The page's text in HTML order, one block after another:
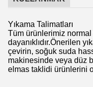
Yıkama Talimatları
Tüm ürünlerimiz normal
dayanıklıdır.Önerilen
çevirin, soğuk suda
makinesinde veya düz
elmas taklidi ürünlerini